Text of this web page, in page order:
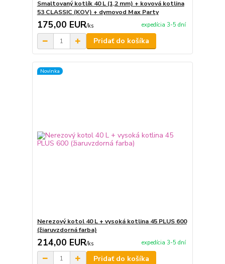
Smaltovaný kotlík 40 L (1,2 mm) + kovová kotlina
53 CLASSIC (KOV) + dymovod Max Party
175,00 EUR/ks expedícia 3-5 dní
Pridať do košíka
Novinka
Nerezový kotol 40 L + vysoká kotlina 45 PLUS 600
(žiaruvzdorná farba)
214,00 EUR/ks expedícia 3-5 dní
Pridať do košíka